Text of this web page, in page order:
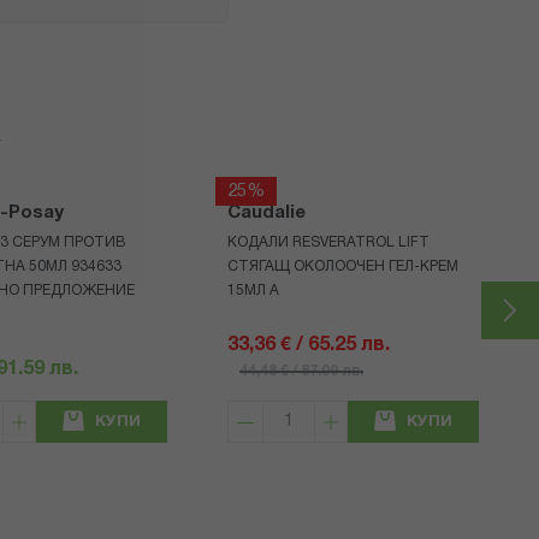
Posay
СЕРУМ ПРОТИВ
50МЛ 934633
ПРЕДЛОЖЕНИЕ
лв.
КУПИ
25%
Caudalie
КОДАЛИ RESVERATROL LIFT
СТЯГАЩ ОКОЛООЧЕН ГЕЛ-КРЕМ
15МЛ А
33,36 € / 65.25 лв.
44,48 € / 87.00 лв.
КУПИ